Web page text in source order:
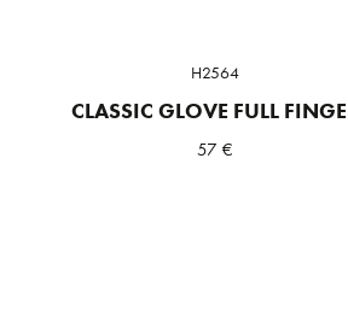
H2564
CLASSIC GLOVE FULL
57€